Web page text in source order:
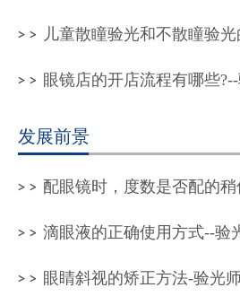
儿童散瞳验光和不散瞳验
眼镜店的开店流程有哪些
发展前景
配眼镜时，度数是否配的
滴眼液的正确使用方式--验
眼睛斜视的矫正方法-验光